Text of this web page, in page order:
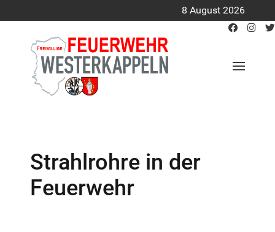
8 August 2026
Strahlrohre in der
Feuerwehr